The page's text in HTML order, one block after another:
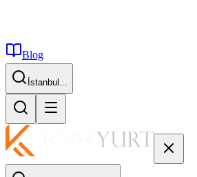
Blog
İstanbul...